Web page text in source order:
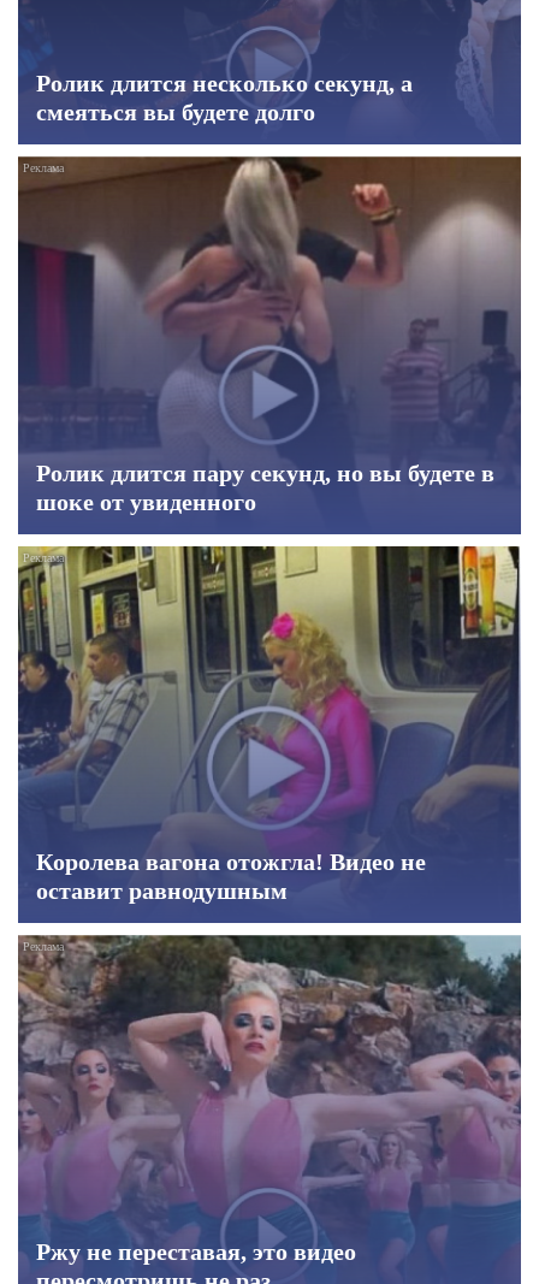
Ролик длится несколько секунд, а
смеяться вы будете долго
Ролик длится пару секунд, но вы будете в
шоке от увиденного
Королева вагона отожгла! Видео не
оставит равнодушным
Ржу не переставая, это видео